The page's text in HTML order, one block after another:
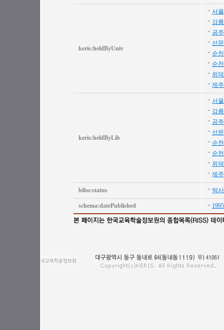
keris:heldByUniv
서
강
공
선
순
순
위
제
keris:heldByLib
서
강
공
선
순
순
위
제
bibo:status 박사
schema:datePublished 1995